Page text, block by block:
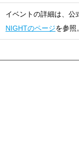
イベントの詳細は、公
NIGHTのページを参照。